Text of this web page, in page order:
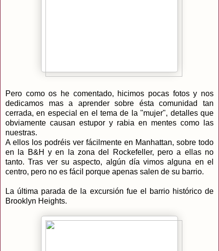
Pero como os he comentado, hicimos pocas fotos y nos
dedicamos mas a aprender sobre ésta comunidad tan
cerrada, en especial en el tema de la "mujer", detalles que
obviamente causan estupor y rabia en mentes como las
nuestras.
A ellos los podréis ver fácilmente en Manhattan, sobre todo
en la B&H y en la zona del Rockefeller, pero a ellas no
tanto. Tras ver su aspecto, algún día vimos alguna en el
centro, pero no es fácil porque apenas salen de su barrio.
La última parada de la excursión fue el barrio histórico de
Brooklyn Heights.